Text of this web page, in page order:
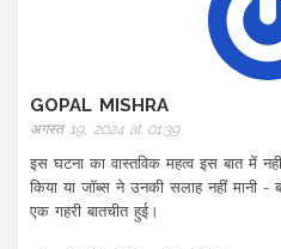
GOPAL MISHRA
अगस्त 19, 2024 at 01:39
इस घटना का वास्तविक महत्व इस बात में
किया या जॉब्स ने उनकी सलाह नहीं मानी
एक गहरी बातचीत हुई।